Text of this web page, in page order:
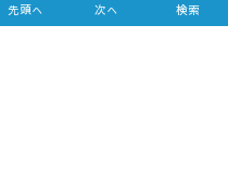
検索
先頭へ 次へ